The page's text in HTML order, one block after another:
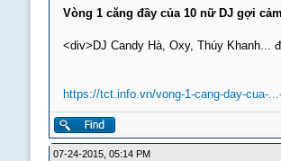
Vòng 1 căng đầy của 10 nữ DJ gợi
<div>DJ Candy Hà, Oxy, Thúy Khanh...
https://tct.info.vn/vong-1-cang-day-cua-
07-24-2015, 05:14 PM